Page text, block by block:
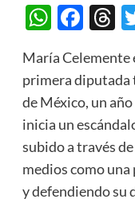
María Celemente
primera diputada
de México, un
inicia un
subido a través
medios como
y defendiendo su